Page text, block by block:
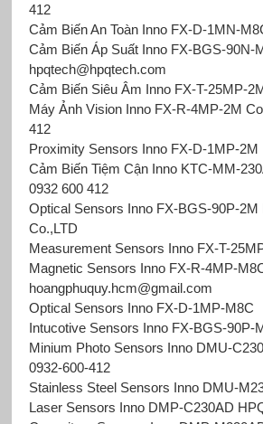
412
Cảm Biến An Toàn Inno FX-D-1MN-
Cảm Biến Áp Suất Inno FX-BGS-90N-
hpqtech@hpqtech.com
Cảm Biến Siêu Âm Inno FX-T-25MP-
Máy Ảnh Vision Inno FX-R-4MP-2M
412
Proximity Sensors Inno FX-D-1MP-2M
Cảm Biến Tiệm Cận InnoKTC-MM-
0932 600 412
Optical Sensors Inno FX-BGS-90P-2M
Co.,LTD
Measurement Sensors Inno FX-T-
Magnetic Sensors Inno FX-R-4MP-
hoangphuquy.hcm@gmail.com
Optical Sensors Inno FX-D-1MP-M8C
Intucotive Sensors Inno FX-BGS-90P-
Minium Photo Sensors Inno DMU-
0932-600-412
Stainless Steel Sensors Inno DMU-
Laser Sensors Inno DMP-C230AD